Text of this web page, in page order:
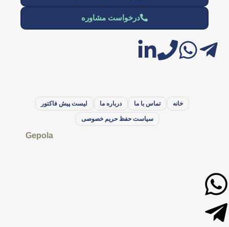
درخواست مشاوره
خانه تماس با ما درباره ما لیست پیش فاکتور
سیاست حفظ حریم خصوصی
Gepola